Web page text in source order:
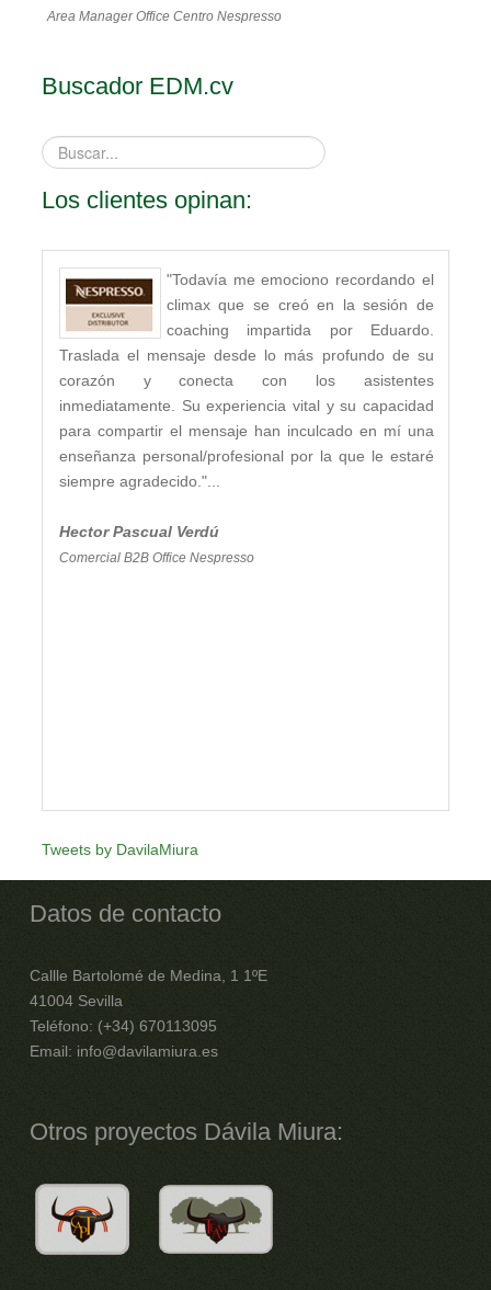
Area Manager Office Centro Nespresso
Buscador EDM.cv
Buscar...
Los clientes opinan:
"Todavía me emociono recordando el
climax que se creó en la sesión de
coaching impartida por Eduardo.
Traslada el mensaje desde lo más profundo de su
corazón y conecta con los asistentes
inmediatamente. Su experiencia vital y su capacidad
para compartir el mensaje han inculcado en mí una
enseñanza personal/profesional por la que le estaré
siempre agradecido."...
Hector Pascual Verdú
Comercial B2B Office Nespresso
de abogados veteranos, logró con su
pasión que necesitamos para disfrutar de la profesión
Óscar Fernández León
Socio LeonOlarte Abogados | Guadaliuris
Tweets by DavilaMiura
Datos de contacto
Callle Bartolomé de Medina, 1 1ºE
41004 Sevilla
Teléfono: (+34) 670113095
Email: info@davilamiura.es
Otros proyectos Dávila Miura: